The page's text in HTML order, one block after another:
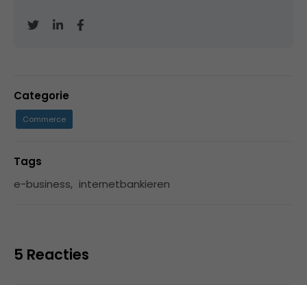
Categorie
Commerce
Tags
e-business, internetbankieren
5 Reacties